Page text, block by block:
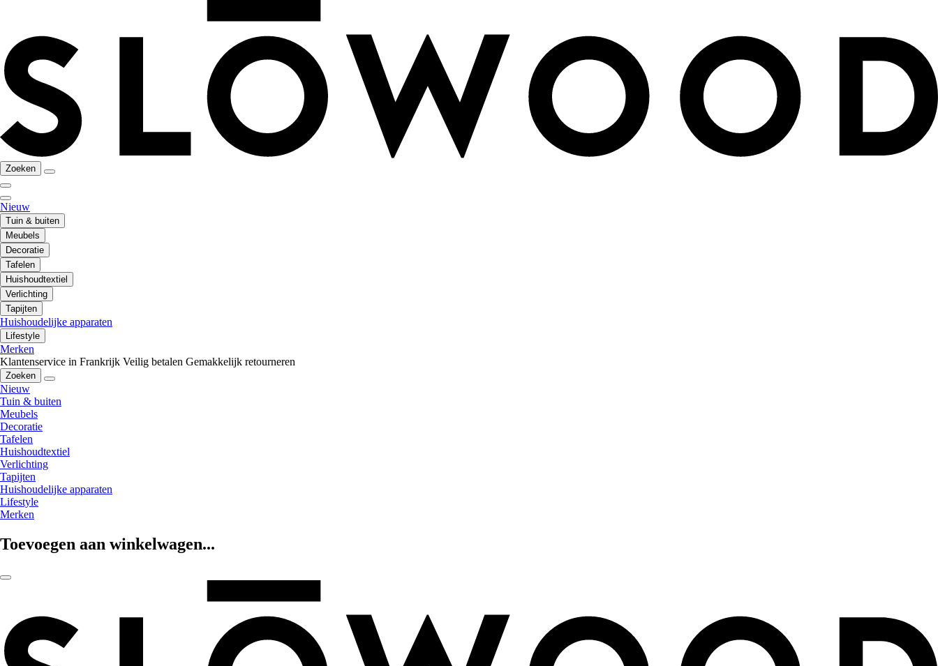
Zoeken
Nieuw
Tuin & buiten
Meubels
Decoratie
Tafelen
Huishoudtextiel
Verlichting
Tapijten
Huishoudelijke apparaten
Lifestyle
Merken
Klantenservice in Frankrijk Veilig betalen Gemakkelijk retourneren
Zoeken
Nieuw
Tuin & buiten
Meubels
Decoratie
Tafelen
Huishoudtextiel
Verlichting
Tapijten
Huishoudelijke apparaten
Lifestyle
Merken
Toevoegen aan winkelwagen...